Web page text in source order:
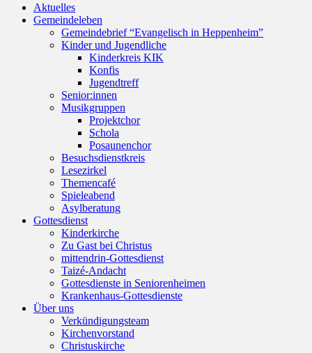
oben
scrollen
Aktuelles
Gemeindeleben
Gemeindebrief “Evangelisch in Heppenheim”
Kinder und Jugendliche
Kinderkreis KIK
Konfis
Jugendtreff
Senior:innen
Musikgruppen
Projektchor
Schola
Posaunenchor
Besuchsdienstkreis
Lesezirkel
Themencafé
Spieleabend
Asylberatung
Gottesdienst
Kinderkirche
Zu Gast bei Christus
mittendrin-Gottesdienst
Taizé-Andacht
Gottesdienste in Seniorenheimen
Krankenhaus-Gottesdienste
Über uns
Verkündigungsteam
Kirchenvorstand
Christuskirche